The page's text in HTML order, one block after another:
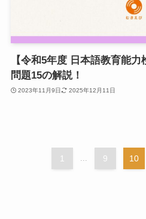
【令和5年度 日本語教育能
問題15の解説！
2023年11月9日 2025年12月11日
1 ... 9 10